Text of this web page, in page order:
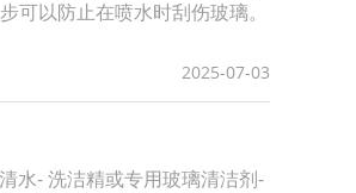
以防止在喷水时刮伤玻璃。
2025-07-03
水- 洗洁精或专用玻璃清洁剂-